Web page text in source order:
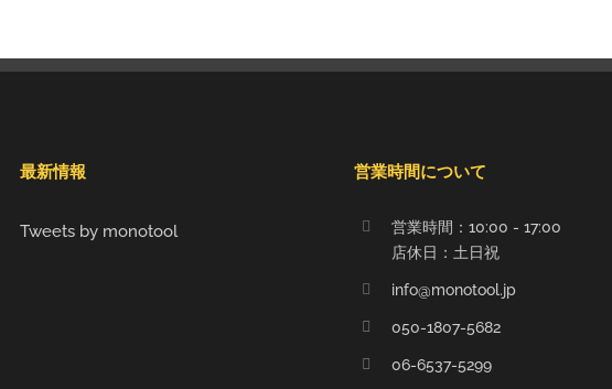
最新情報
Tweets by monotool
営業時間について
営業時間：10:00 - 17:00
店休日：土日祝
info@monotool.jp
050-1807-5682
06-6537-5299